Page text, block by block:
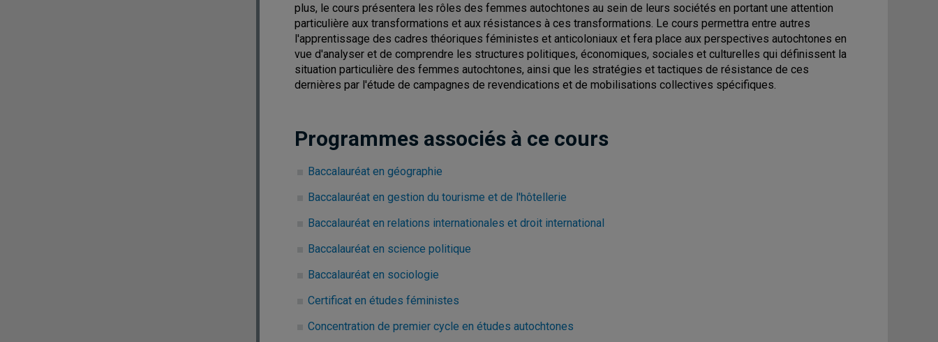
plus, le cours présentera les rôles des femmes autochtones au sein de leurs sociétés en portant une attention
particulière aux transformations et aux résistances à ces transformations. Le cours permettra entre autres
l'apprentissage des cadres théoriques féministes et anticoloniaux et fera place aux perspectives autochtones en
vue d'analyser et de comprendre les structures politiques, économiques, sociales et culturelles qui définissent la
situation particulière des femmes autochtones, ainsi que les stratégies et tactiques de résistance de ces
dernières par l'étude de campagnes de revendications et de mobilisations collectives spécifiques.
Programmes associés à ce cours
Baccalauréat en géographie
Baccalauréat en gestion du tourisme et de l'hôtellerie
Baccalauréat en relations internationales et droit international
Baccalauréat en science politique
Baccalauréat en sociologie
Certificat en études féministes
Concentration de premier cycle en études autochtones